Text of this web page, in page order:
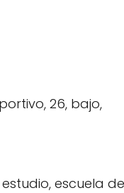
26, bajo,
escuela de